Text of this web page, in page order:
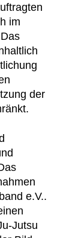
im
der
e.V..
Jutsu